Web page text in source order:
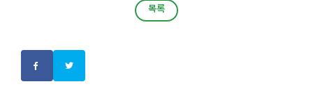
목록